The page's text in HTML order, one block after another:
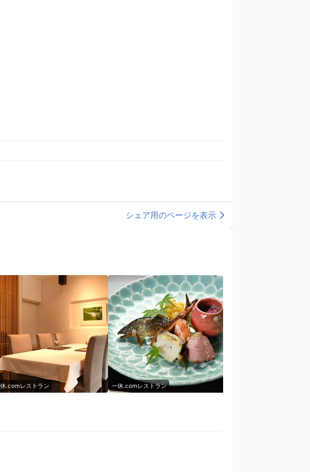
シェア用のページを表示
.comレストラン 一休.comレストラン